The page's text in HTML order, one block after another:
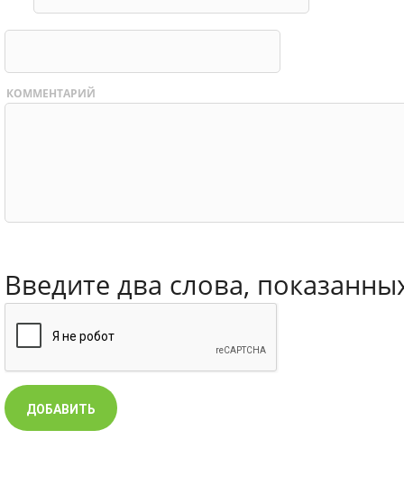
КОММЕНТАРИЙ
Введите два слова,